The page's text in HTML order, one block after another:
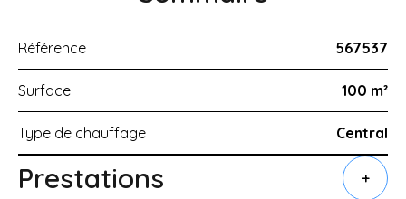
Référence 567537
Surface 100 m²
Type de chauffage Central
Prestations +